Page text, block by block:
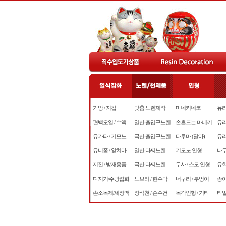
가방 / 지갑
편백오일 / 수액
유가타 / 기모노
유니폼 / 앞치마
지진 / 방재용품
다지기/주방잡화
손소독제/세정액
맞춤 노렌제작
일산 출입구노렌
국산 출입구노렌
일산 다찌노렌
국산 다찌노렌
노보리 / 현수막
장식천 / 손수건
마네키네코
손흔드는 마네키
다루마 (달마)
기모노 인형
무사 / 스모 인형
너구리 / 부엉이
목각인형 / 기타
유
유
유
나
유
종
타